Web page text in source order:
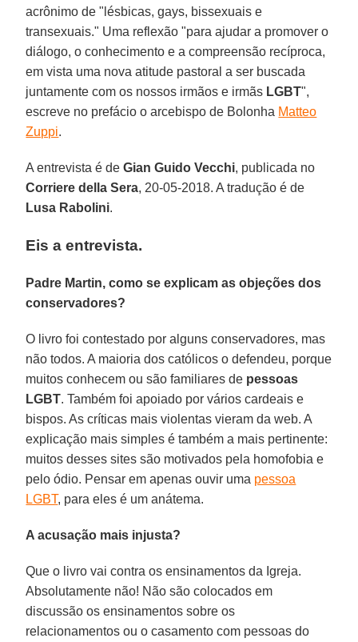
acrônimo de "lésbicas, gays, bissexuais e
transexuais." Uma reflexão "para ajudar a promover o
diálogo, o conhecimento e a compreensão recíproca,
em vista uma nova atitude pastoral a ser buscada
juntamente com os nossos irmãos e irmãs LGBT",
escreve no prefácio o arcebispo de Bolonha Matteo
Zuppi.
A entrevista é deGian Guido Vecchi, publicada no
Corriere della Sera, 20-05-2018. A tradução é de
Lusa Rabolini.
Eis a entrevista.
Padre Martin, como se explicam as objeções dos
conservadores?
O livro foi contestado por alguns conservadores, mas
não todos. A maioria dos católicos o defendeu, porque
muitos conhecem ou são familiares de pessoas
LGBT. Também foi apoiado por vários cardeais e
bispos. As críticas mais violentas vieram da web. A
explicação mais simples é também a mais pertinente:
muitos desses sites são motivados pela homofobia e
pelo ódio. Pensar em apenas ouvir uma pessoa
LGBT, para eles é um anátema.
A acusação mais injusta?
Que o livro vai contra os ensinamentos da Igreja.
Absolutamente não! Não são colocados em
discussão os ensinamentos sobre os
relacionamentos ou o casamento com pessoas do